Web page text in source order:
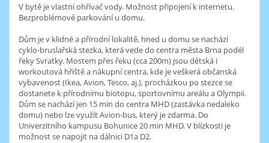
V bytě je vlastní ohřívač vody. Možnost připojení k internetu.
Bezproblémové parkování u domu.
Dům je v klidné a přírodní lokalitě, hned u domu se nachází
cyklo-bruslařská stezka, která vede do centra města Brna podél
řeky Svratky. Mostem přes řeku (cca 200m) jsou dětská i
workoutová hřiště a nákupní centra, kde je veškerá občanská
vybavenost (Ikea, Avion, Tesco, aj.), procházkou po stezce se
dostanete k přírodnímu biotopu, sportovnímu areálu a Olympii.
Dům se nachází jen 15 min do centra MHD (zastávka nedaleko
domu) nebo lze využít Avion-bus, který je zdarma. Do
Univerzitního kampusu Bohunice 20 min MHD. V blízkosti je
možnost se napojit na dálnici D1a D2.